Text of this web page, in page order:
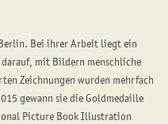
Bei ihrer Arbeit liegt ein
mit Bildern menschliche
Zeichnungen wurden mehrfach
gewann sie die Goldmedaille
Picture Book Illustration